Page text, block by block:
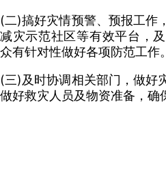
(二)搞好灾情预警、预报工作
减灾示范社区等有效平台，
众有针对性做好各项防范工作。
(三)及时协调相关部门，做好
做好救灾人员及物资准备，确